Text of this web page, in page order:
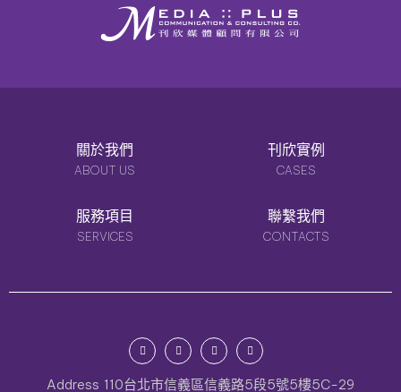
關於我們
ABOUT US
刊欣實例
CASES
服務項目
SERVICES
聯繫我們
CONTACTS
Address 110台北市信義區信義路5段5號5樓5C-29